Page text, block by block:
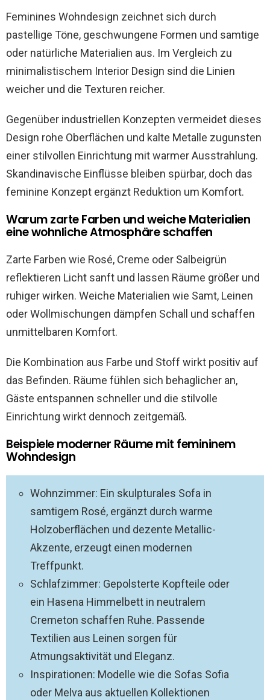
Feminines Wohndesign zeichnet sich durch
pastellige Töne, geschwungene Formen und samtige
oder natürliche Materialien aus. Im Vergleich zu
minimalistischem Interior Design sind die Linien
weicher und die Texturen reicher.
Gegenüber industriellen Konzepten vermeidet dieses
Design rohe Oberflächen und kalte Metalle zugunsten
einer stilvollen Einrichtung mit warmer Ausstrahlung.
Skandinavische Einflüsse bleiben spürbar, doch das
feminine Konzept ergänzt Reduktion um Komfort.
Warum zarte Farben und weiche Materialien
eine wohnliche Atmosphäre schaffen
Zarte Farben wie Rosé, Creme oder Salbeigrün
reflektieren Licht sanft und lassen Räume größer und
ruhiger wirken. Weiche Materialien wie Samt, Leinen
oder Wollmischungen dämpfen Schall und schaffen
unmittelbaren Komfort.
Die Kombination aus Farbe und Stoff wirkt positiv auf
das Befinden. Räume fühlen sich behaglicher an,
Gäste entspannen schneller und die stilvolle
Einrichtung wirkt dennoch zeitgemäß.
Beispiele moderner Räume mit femininem
Wohndesign
Wohnzimmer: Ein skulpturales Sofa in
samtigem Rosé, ergänzt durch warme
Holzoberflächen und dezente Metallic-
Akzente, erzeugt einen modernen
Treffpunkt.
Schlafzimmer: Gepolsterte Kopfteile oder
ein Hasena Himmelbett in neutralem
Cremeton schaffen Ruhe. Passende
Textilien aus Leinen sorgen für
Atmungsaktivität und Eleganz.
Inspirationen: Modelle wie die Sofas Sofia
oder Melva aus aktuellen Kollektionen